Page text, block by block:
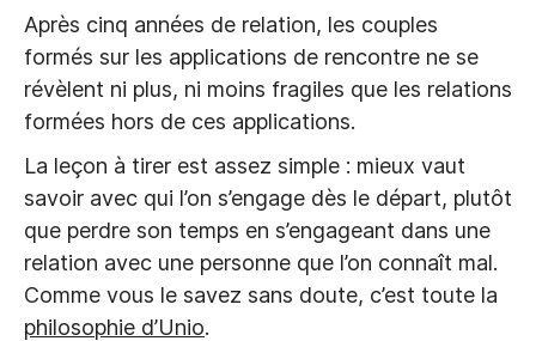
Après cinq années de relation, les couples
formés sur les applications de rencontre ne se
révèlent ni plus, ni moins fragiles que les relations
formées hors de ces applications.
La leçon à tirer est assez simple : mieux vaut
savoir avec qui l’on s’engage dès le départ, plutôt
que perdre son temps en s’engageant dans une
relation avec une personne que l’on connaît mal.
Comme vous le savez sans doute, c’est toute la
philosophie d’Unio.